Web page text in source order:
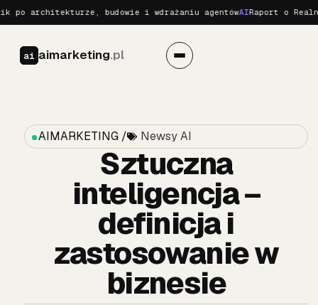
budowie i wdrażaniu agentówAIRaport o Realnych
ai aimarketing.pl
AIMARKETING / Newsy AI
Sztuczna
inteligencja –
definicja i
zastosowanie w
biznesie